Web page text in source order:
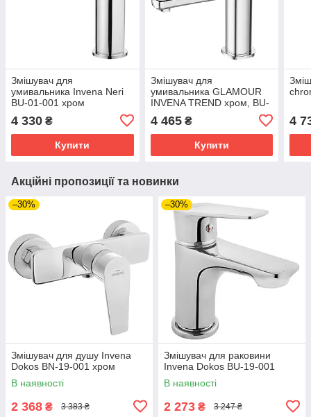
Змішувач для
умивальника Invena Neri
BU-01-001 хром
4 330 ₴
Купити
Змішувач для
умивальника GLAMOUR
INVENA TREND хром, BU-
4 465₴
Купити
4
Акційні пропозиції та новинки
–30%
Змішувач для душу Invena
Dokos BN-19-001 хром
В наявності
2 368 ₴ 3 383 ₴
–30%
Змішувач для раковини
Invena Dokos BU-19-001
В наявності
2 273 ₴ 3 247 ₴